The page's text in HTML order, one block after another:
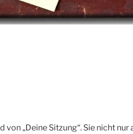
„Deine Sitzung“. Sie nicht